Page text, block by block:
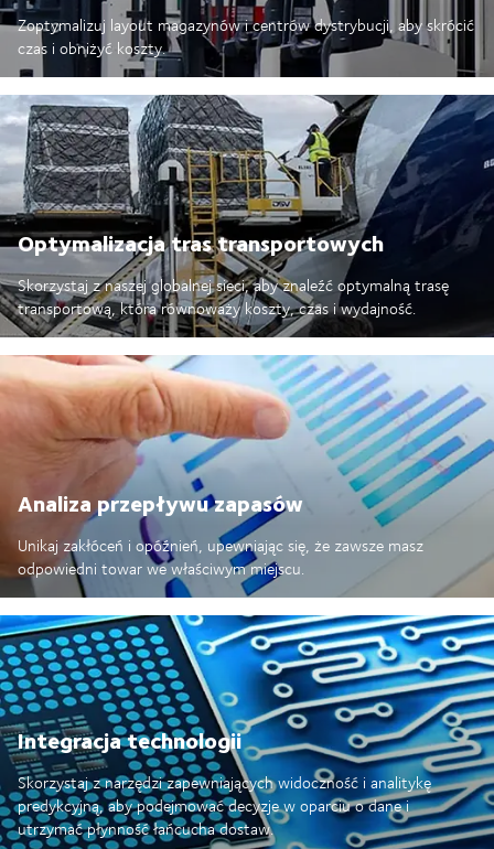
Zoptymalizuj layout magazynów i centrów dystrybucji, aby skrócić
czas i obniżyć koszty.
Optymalizacja tras transportowych
Skorzystaj z naszej globalnej sieci, aby znaleźć optymalną trasę
transportową, która równoważy koszty, czas i wydajność.
Analiza przepływu zapasów
Unikaj zakłóceń i opóźnień, upewniając się, że zawsze masz
odpowiedni towar we właściwym miejscu.
Integracja technologii
Skorzystaj z narzędzi zapewniających widoczność i analitykę
predykcyjną, aby podejmować decyzje w oparciu o dane i
utrzymać płynność łańcucha dostaw.